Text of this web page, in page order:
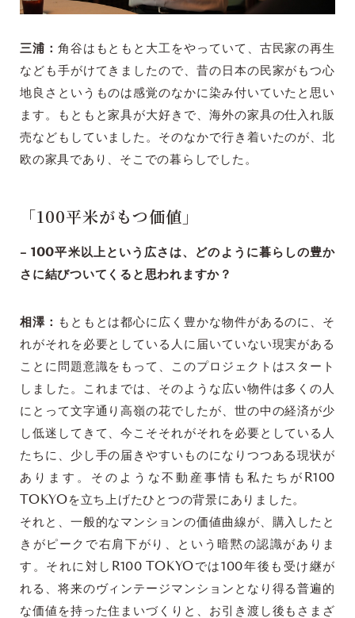
三浦： 角谷はもともと大工をやっていて、古民家の再生
なども手がけてきましたので、昔の日本の民家がもつ心
地良さというものは感覚のなかに染み付いていたと思い
ます。もともと家具が大好きで、海外の家具の仕入れ販
売などもしていました。そのなかで行き着いたのが、北
欧の家具であり、そこでの暮らしでした。
「100平米がもつ価値」
– 100平米以上という広さは、どのように暮らしの豊か
さに結びついてくると思われますか？
相澤：
もともとは都心に広く豊かな物件があるのに、そ
れがそれを必要としている人に届いていない現実がある
ことに問題意識をもって、このプロジェクトはスタート
しました。これまでは、そのような広い物件は多くの人
にとって文字通り高嶺の花でしたが、世の中の経済が少
し低迷してきて、今こそそれがそれを必要としている人
たちに、少し手の届きやすいものになりつつある現状が
あります。そのような不動産事情も私たちがR100
TOKYOを立ち上げたひとつの背景にありました。
それと、一般的なマンションの価値曲線が、購入したと
きがピークで右肩下がり、という暗黙の認識がありま
す。それに対しR100 TOKYOでは100年後も受け継が
れる、将来のヴィンテージマンションとなり得る普遍的
な価値を持った住まいづくりと、お引き渡し後もさまざ